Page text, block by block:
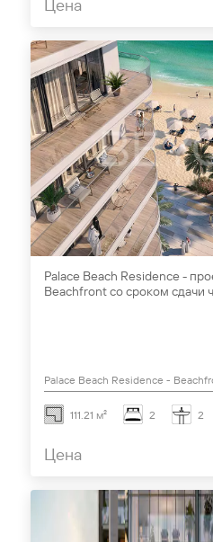
Цена
Palace Beach Residence -
Beachfront со сроком сдачи
Palace Beach Residence -
111.21 м² 2 2
Цена